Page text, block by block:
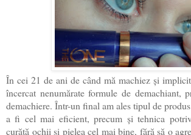
În cei 21 de ani de când mă machiez și
încercat nenumărate formule de demachiant,
demachiere. Într-un final am ales tipul de
a fi cel mai eficient, precum și tehnica
curăță ochii și pielea cel mai bine, fără să o